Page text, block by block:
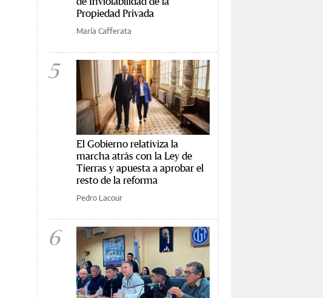
Propiedad Privada
María Cafferata
5
El Gobierno relativiza la
marcha atrás con la Ley de
Tierras y apuesta a aprobar el
resto de la reforma
Pedro Lacour
6